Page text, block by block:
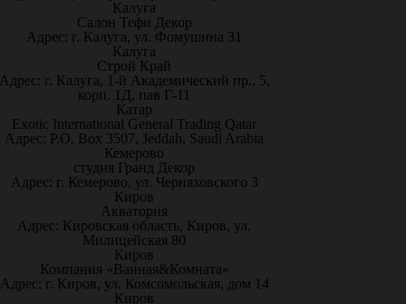
Калуга
Салон Тефи Декор
Адрес: г. Калуга, ул. Фомушина 31
Калуга
Строй Край
г. Калуга, 1-й Академический пр., 5,
корп. 1Д, пав Г-11
Катар
Exotic International General Trading Qatar
Адрес: P.O. Box 3507, Jeddah, Saudi Arabia
Кемерово
студия Гранд Декор
Адрес: г. Кемерово, ул. Черняховского 3
Киров
Акватория
Адрес: Кировская область, Киров, ул.
Милицейская 80
Киров
Компания «Ванная&Комната»
Адрес: г. Киров, ул. Комсомольская, дом 14
Киров